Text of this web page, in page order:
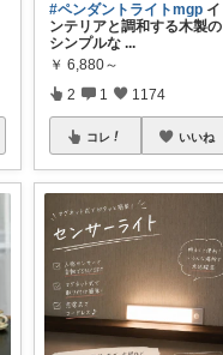
#ペンダントライトmgp イ
ンテリアと調和する木製の
シンプルな ...
￥ 6,880～
2 1 1174
コレ いいね